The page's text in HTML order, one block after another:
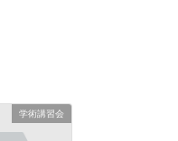
学術講習会